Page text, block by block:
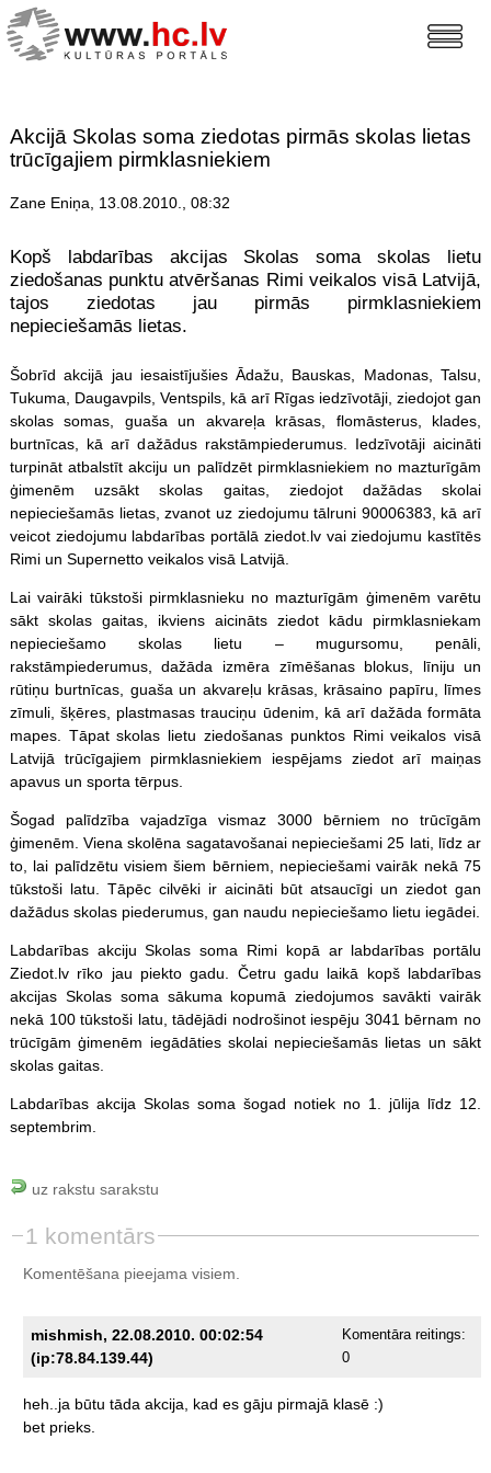
Akcijā Skolas soma ziedotas pirmās skolas lietas
trūcīgajiem pirmklasniekiem
Zane Eniņa, 13.08.2010., 08:32
Kopš labdarības akcijas Skolas soma skolas lietu
ziedošanas punktu atvēršanas Rimi veikalos visā Latvijā,
tajos ziedotas jau pirmās pirmklasniekiem
nepieciešamās lietas.
Šobrīd akcijā jau iesaistījušies Ādažu, Bauskas, Madonas, Talsu,
Tukuma, Daugavpils, Ventspils, kā arī Rīgas iedzīvotāji, ziedojot gan
skolas somas, guaša un akvareļa krāsas, flomāsterus, klades,
burtnīcas, kā arī dažādus rakstāmpiederumus. Iedzīvotāji aicināti
turpināt atbalstīt akciju un palīdzēt pirmklasniekiem no mazturīgām
ģimenēm uzsākt skolas gaitas, ziedojot dažādas skolai
nepieciešamās lietas, zvanot uz ziedojumu tālruni 90006383, kā arī
veicot ziedojumu labdarības portālā ziedot.lv vai ziedojumu kastītēs
Rimi un Supernetto veikalos visā Latvijā.
Lai vairāki tūkstoši pirmklasnieku no mazturīgām ģimenēm varētu
sākt skolas gaitas, ikviens aicināts ziedot kādu pirmklasniekam
nepieciešamo skolas lietu – mugursomu, penāli,
rakstāmpiederumus, dažāda izmēra zīmēšanas blokus, līniju un
rūtiņu burtnīcas, guaša un akvareļu krāsas, krāsaino papīru, līmes
zīmuli, šķēres, plastmasas trauciņu ūdenim, kā arī dažāda formāta
mapes. Tāpat skolas lietu ziedošanas punktos Rimi veikalos visā
Latvijā trūcīgajiem pirmklasniekiem iespējams ziedot arī maiņas
apavus un sporta tērpus.
Šogad palīdzība vajadzīga vismaz 3000 bērniem no trūcīgām
ģimenēm. Viena skolēna sagatavošanai nepieciešami 25 lati, līdz ar
to, lai palīdzētu visiem šiem bērniem, nepieciešami vairāk nekā 75
tūkstoši latu. Tāpēc cilvēki ir aicināti būt atsaucīgi un ziedot gan
dažādus skolas piederumus, gan naudu nepieciešamo lietu iegādei.
Labdarības akciju Skolas soma Rimi kopā ar labdarības portālu
Ziedot.lv rīko jau piekto gadu. Četru gadu laikā kopš labdarības
akcijas Skolas soma sākuma kopumā ziedojumos savākti vairāk
nekā 100 tūkstoši latu, tādējādi nodrošinot iespēju 3041 bērnam no
trūcīgām ģimenēm iegādāties skolai nepieciešamās lietas un sākt
skolas gaitas.
Labdarības akcija Skolas soma šogad notiek no 1. jūlija līdz 12.
septembrim.
uz rakstu sarakstu
1 komentārs
Komentēšana pieejama visiem.
mishmish, 22.08.2010. 00:02:54
(ip:78.84.139.44)
Komentāra reitings:
0
heh..ja būtu tāda akcija, kad es gāju pirmajā klasē :)
bet prieks.